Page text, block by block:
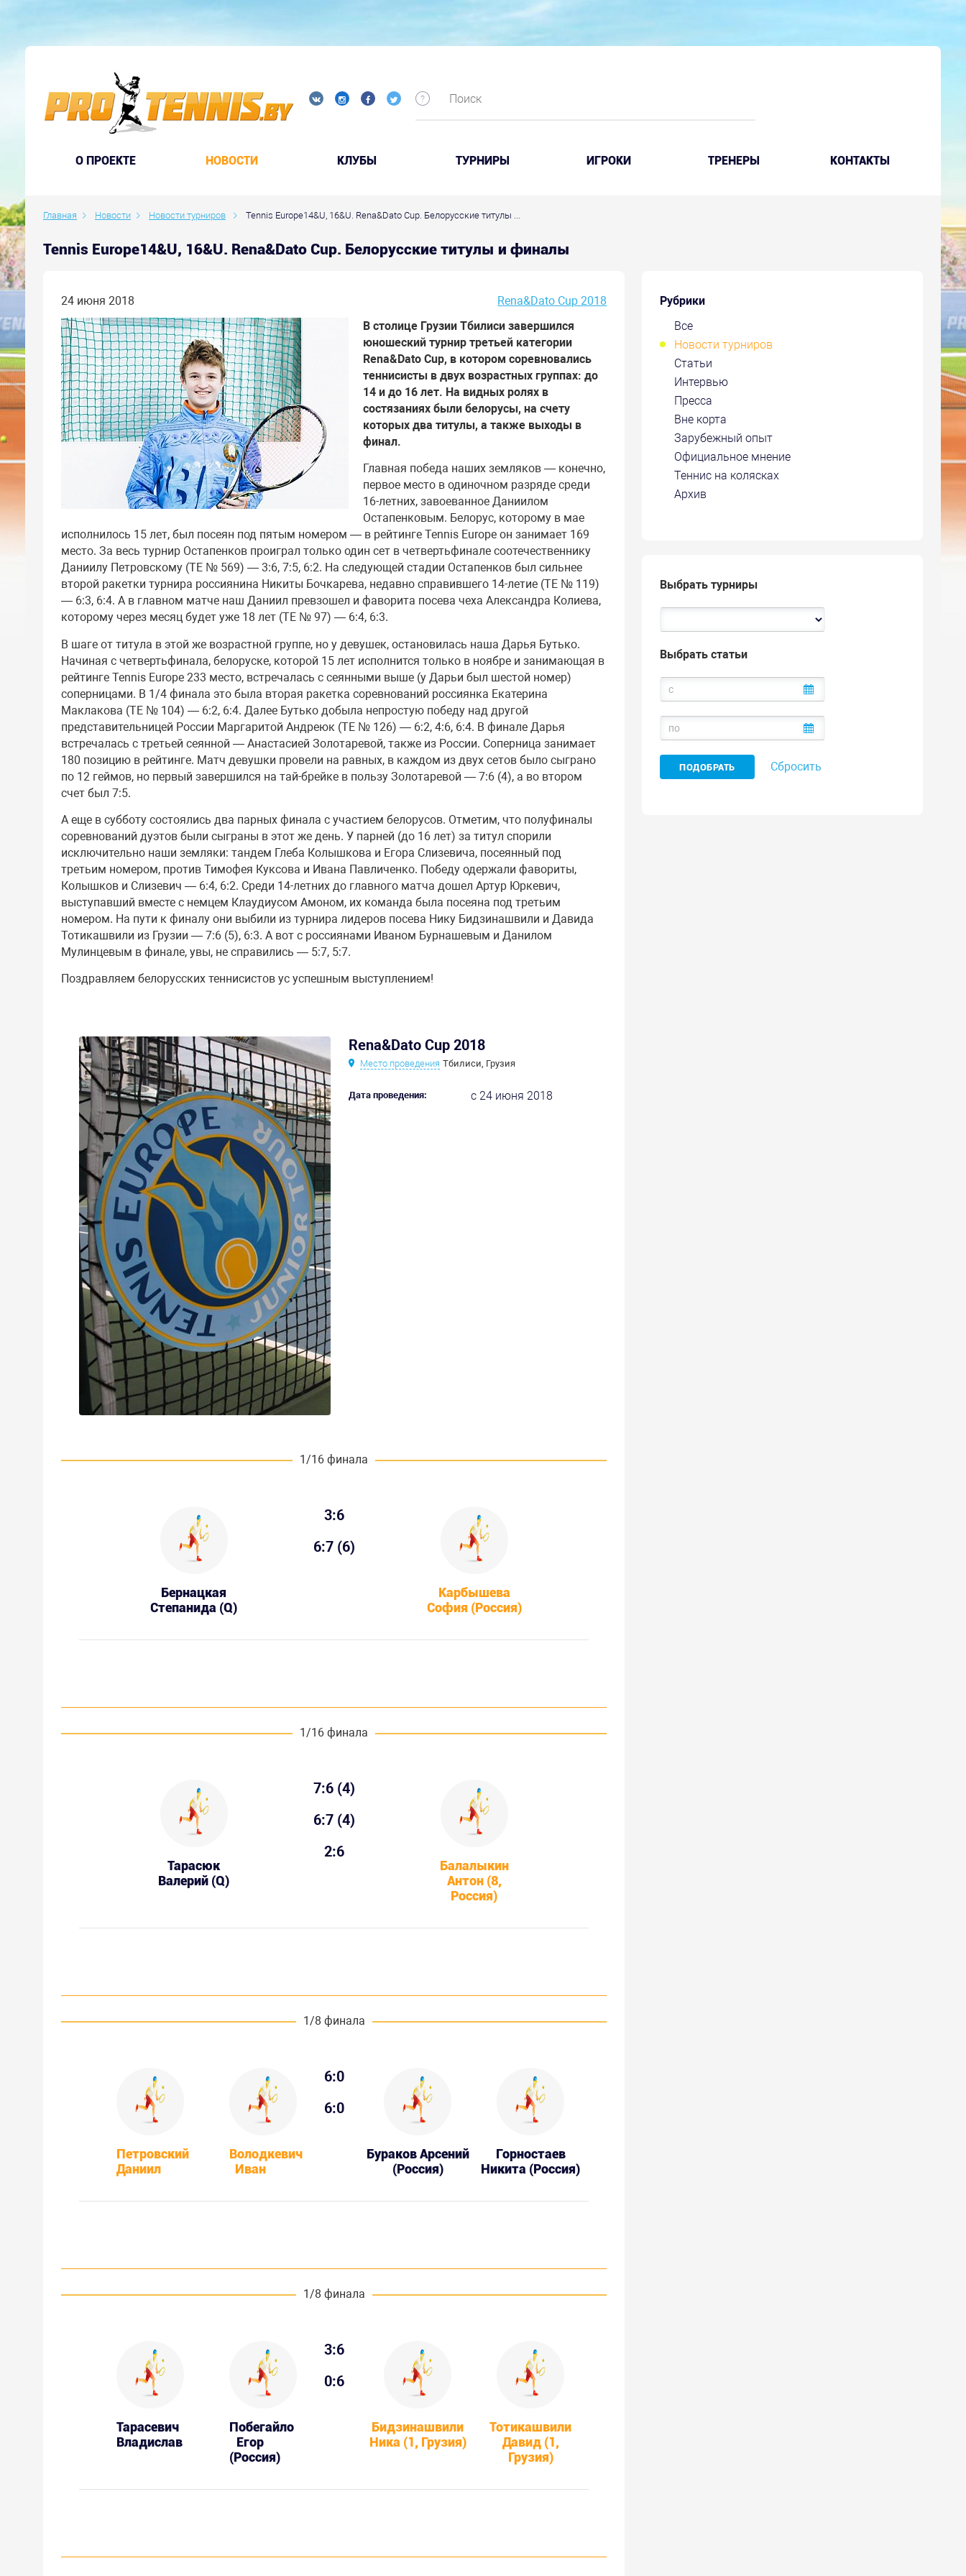
O ПРОЕКТЕ НОВОСТИ КЛУБЫ ТУРНИРЫ ИГРОКИ ТРЕНЕРЫ КОНТАКТЫ
Главная Новости Новости турниров Tennis Europe14&U, 16&U. Rena&Dato Cup. Белорусские титулы ...
Tennis Europe14&U, 16&U. Rena&Dato Cup. Белорусские титулы и финалы
Рубрики
Все
Новости турниров
Статьи
Интервью
Пресса
Вне корта
Зарубежный опыт
Официальное мнение
Теннис на колясках
Архив
Выбрать турниры
Выбрать статьи
Сбросить
24 июня 2018
Rena&Dato Cup 2018
В столице Грузии Тбилиси завершился
юношеский турнир третьей категории
Rena&Dato Cup, в котором соревновались
теннисисты в двух возрастных группах: до
14 и до 16 лет. На видных ролях в
состязаниях были белорусы, на счету
которых два титулы, а также выходы в
финал.
Главная победа наших земляков — конечно,
первое место в одиночном разряде среди
16-летних, завоеванное Даниилом
Остапенковым. Белорус, которому в мае
исполнилось 15 лет, был посеян под пятым номером — в рейтинге Tennis Europe он занимает 169
место. За весь турнир Остапенков проиграл только один сет в четвертьфинале соотечественнику
Даниилу Петровскому (ТЕ № 569) — 3:6, 7:5, 6:2. На следующей стадии Остапенков был сильнее
второй ракетки турнира россиянина Никиты Бочкарева, недавно справившего 14-летие (TE № 119)
— 6:3, 6:4. А в главном матче наш Даниил превзошел и фаворита посева чеха Александра Колиева,
которому через месяц будет уже 18 лет (ТЕ № 97) — 6:4, 6:3.
В шаге от титула в этой же возрастной группе, но у девушек, остановилась наша Дарья Бутько.
Начиная с четвертьфинала, белоруске, которой 15 лет исполнится только в ноябре и занимающая в
рейтинге Tennis Europe 233 место, встречалась с сеянными выше (у Дарьи был шестой номер)
соперницами. В 1/4 финала это была вторая ракетка соревнований россиянка Екатерина
Маклакова (ТЕ № 104) — 6:2, 6:4. Далее Бутько добыла непростую победу над другой
представительницей России Маргаритой Андреюк (ТЕ № 126) — 6:2, 4:6, 6:4. В финале Дарья
встречалась с третьей сеянной — Анастасией Золотаревой, также из России. Соперница занимает
180 позицию в рейтинге. Матч девушки провели на равных, в каждом из двух сетов было сыграно
по 12 геймов, но первый завершился на тай-брейке в пользу Золотаревой — 7:6 (4), а во втором
счет был 7:5.
А еще в субботу состоялись два парных финала с участием белорусов. Отметим, что полуфиналы
соревнований дуэтов были сыграны в этот же день. У парней (до 16 лет) за титул спорили
исключительно наши земляки: тандем Глеба Колышкова и Егора Слизевича, посеянный под
третьим номером, против Тимофея Куксова и Ивана Павличенко. Победу одержали фавориты,
Колышков и Слизевич — 6:4, 6:2. Среди 14-летних до главного матча дошел Артур Юркевич,
выступавший вместе с немцем Клаудиусом Амоном, их команда была посеяна под третьим
номером. На пути к финалу они выбили из турнира лидеров посева Нику Бидзинашвили и Давида
Тотикашвили из Грузии — 7:6 (5), 6:3. А вот с россиянами Иваном Бурнашевым и Данилом
Мулинцевым в финале, увы, не справились — 5:7, 5:7.
Поздравляем белорусских теннисистов ус успешным выступлением!
Rena&Dato Cup 2018
Место проведения Тбилиси, Грузия
Дата проведения: с 24 июня 2018
1/16 финала
Бернацкая
Степанида (Q)
3:6
6:7 (6)
Карбышева
София (Россия)
1/16 финала
Тарасюк
Валерий (Q)
7:6 (4)
6:7 (4)
2:6
Балалыкин
Антон (8,
Россия)
1/8 финала
Петровский
Даниил
Володкевич
Иван
6:0
6:0
Бураков Арсений
(Россия)
Горностаев
Никита (Россия)
1/8 финала
Тарасевич
Владислав
Побегайло
Егор
(Россия)
3:6
0:6
Бидзинашвили
Ника (1, Грузия)
Тотикашвили
Давид (1,
Грузия)